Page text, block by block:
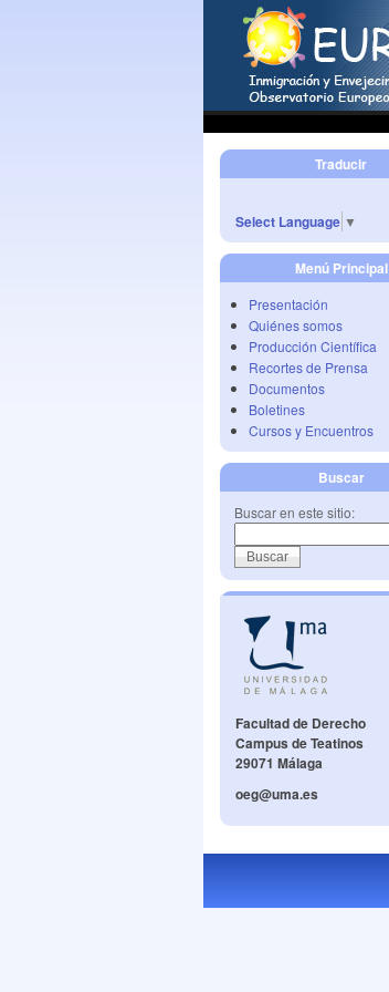
Traducir
Select Language ▼
Menú Principal
Presentación
Quiénes somos
Producción Científica
Recortes de Prensa
Documentos
Boletines
Cursos y Encuentros
Buscar
Buscar en este sitio:
Facultad de Derecho
Campus de Teatinos
29071 Málaga
oeg@uma.es